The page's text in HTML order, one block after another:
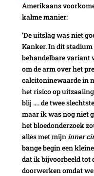
Amerikaans
kalme manier:
‘De uitslag was niet
Kanker. In dit
behandelbare variant
om de arm over het
calcitoninewaarde in
het risico op
blij …. de twee
maar ik was nog niet
het bloedonderzoek
alles met mijn inner
bange begin een
dat ik bijvoorbeeld tot
doorwerken omdat